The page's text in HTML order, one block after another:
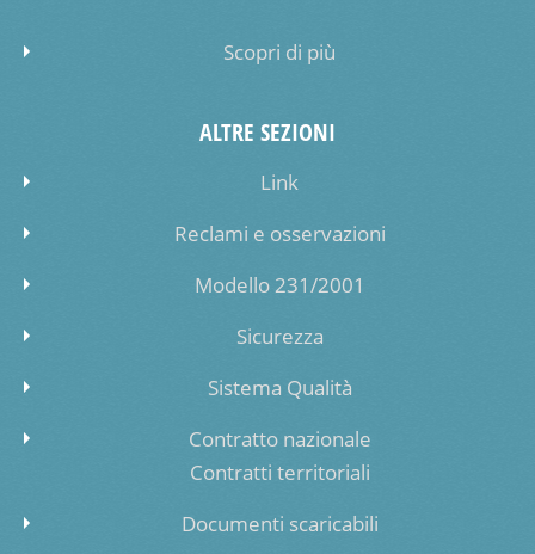
Scopri di più
ALTRE SEZIONI
Link
Reclami e osservazioni
Modello 231/2001
Sicurezza
Sistema Qualità
Contratto nazionale
Contratti territoriali
Documenti scaricabili